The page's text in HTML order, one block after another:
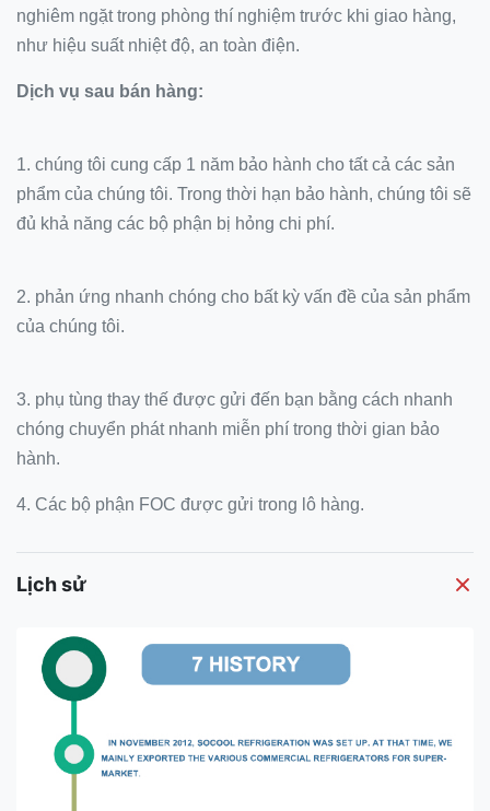
nghiêm ngặt trong phòng thí nghiệm trước khi giao hàng,
như hiệu suất nhiệt độ, an toàn điện.
Dịch vụ sau bán hàng:
1. chúng tôi cung cấp 1 năm bảo hành cho tất cả các sản
phẩm của chúng tôi. Trong thời hạn bảo hành, chúng tôi sẽ
đủ khả năng các bộ phận bị hỏng chi phí.
2. phản ứng nhanh chóng cho bất kỳ vấn đề của sản phẩm
của chúng tôi.
3. phụ tùng thay thế được gửi đến bạn bằng cách nhanh
chóng chuyển phát nhanh miễn phí trong thời gian bảo
hành.
4. Các bộ phận FOC được gửi trong lô hàng.
Lịch sử